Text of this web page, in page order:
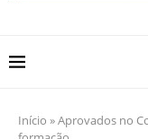
Início »Aprovados no